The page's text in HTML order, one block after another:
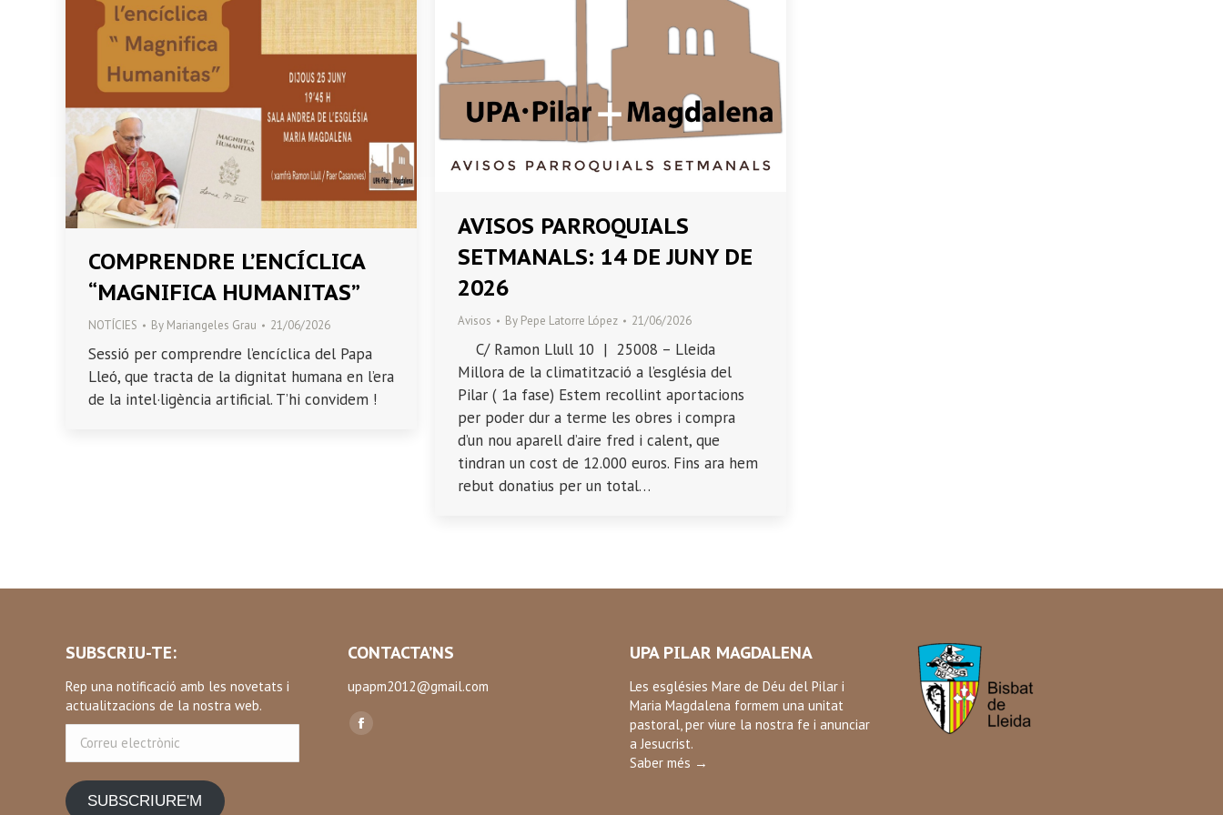
COMPRENDRE L’ENCÍCLICA
“MAGNIFICA HUMANITAS”
NOTÍCIES By Mariangeles Grau 21/06/2026
Sessió per comprendre l’encíclica del Papa
Lleó, que tracta de la dignitat humana en l’era
de la intel·ligència artificial. T’hi convidem !
AVISOS PARROQUIALS
SETMANALS: 14 DE JUNY DE
2026
Avisos By Pepe Latorre López 21/06/2026
C/ Ramon Llull 10 | 25008 – Lleida
Millora de la climatització a l’església del
Pilar ( 1a fase) Estem recollint aportacions
per poder dur a terme les obres i compra
d’un nou aparell d’aire fred i calent, que
tindran un cost de 12.000 euros. Fins ara hem
rebut donatius per un total…
SUBSCRIU-TE:
Rep una notificació amb les novetats i
actualitzacions de la nostra web.
electrònic
SUBSCRIURE'M
CONTACTA’NS
upapm2012@gmail.com
Find us on:
Facebook
UPA PILAR MAGDALENA
Les esglésies Mare de Déu del Pilar i
Maria Magdalena formem una unitat
pastoral, per viure la nostra fe i anunciar
a Jesucrist.
Saber més →